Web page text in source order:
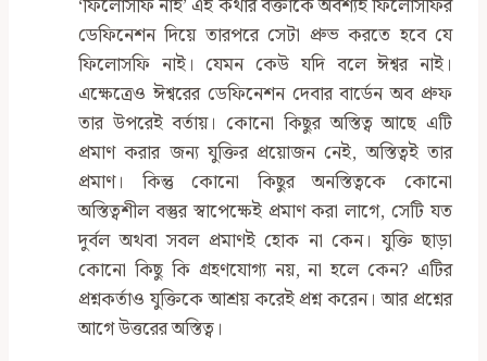
‌‘ফিলোসফি নাই’ এই কথার বক্তাকে অবশ্যই ফিলোসফির
ডেফিনেশন দিয়ে তারপরে সেটা প্রুভ করতে হবে যে
ফিলোসফি নাই। যেমন কেউ যদি বলে ঈশ্বর নাই।
এক্ষেত্রেও ঈশ্বরের ডেফিনেশন দেবার বার্ডেন অব প্রুফ
তার উপরেই বর্তায়। কোনো কিছুর অস্তিত্ব আছে এটি
প্রমাণ করার জন্য যুক্তির প্রয়োজন নেই, অস্তিত্বই তার
প্রমাণ। কিন্তু কোনো কিছুর অনস্তিত্বকে কোনো
অস্তিত্বশীল বস্তুর স্বাপেক্ষেই প্রমাণ করা লাগে, সেটি যত
দুর্বল অথবা সবল প্রমাণই হোক না কেন। যুক্তি ছাড়া
কোনো কিছু কি গ্রহণযোগ্য নয়, না হলে কেন? এটির
প্রশ্নকর্তাও যুক্তিকে আশ্রয় করেই প্রশ্ন করেন। আর প্রশ্নের
আগে উত্তরের অস্তিত্ব।